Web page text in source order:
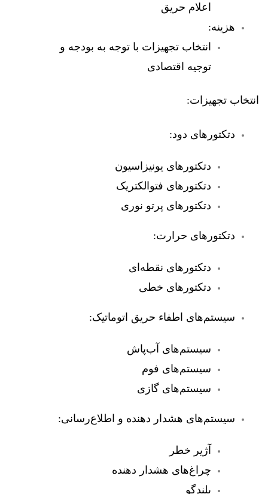
اعلام حریق
هزینه:
انتخاب تجهیزات با توجه به بودجه و
توجیه اقتصادی
انتخاب تجهیزات:
دتکتورهای دود:
دتکتورهای یونیزاسیون
دتکتورهای فتوالکتریک
دتکتورهای پرتو نوری
دتکتورهای حرارت:
دتکتورهای نقطه‌ای
دتکتورهای خطی
سیستم‌های اطفاء حریق اتوماتیک:
سیستم‌های آب‌پاش
سیستم‌های فوم
سیستم‌های گازی
سیستم‌های هشدار دهنده و اطلاع‌رسانی:
آژیر خطر
چراغ‌های هشدار دهنده
بلندگو